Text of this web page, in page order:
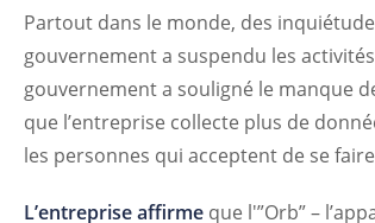
Partout dans le monde, des
gouvernement a suspendu les
gouvernement a souligné le manque
que l’entreprise collecte plus de
les personnes qui acceptent de se
L’entreprise affirme que l'”Orb” –